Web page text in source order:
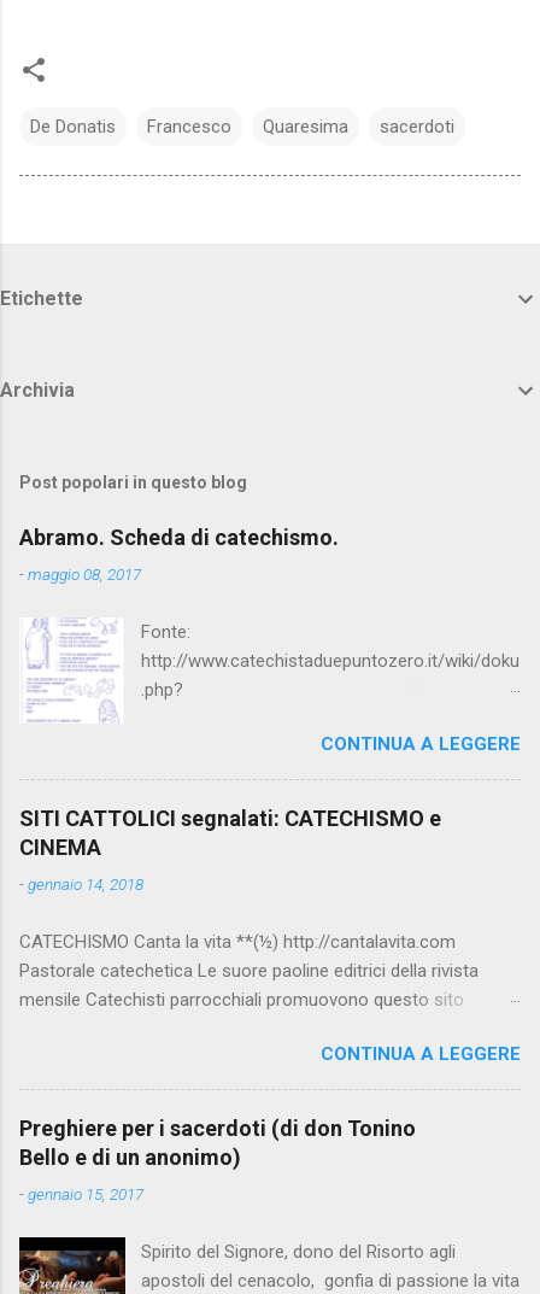
De Donatis Francesco Quaresima sacerdoti
Etichette
Archivia
Post popolari in questo blog
Abramo. Scheda di catechismo.
-maggio 08, 2017
Fonte:
http://www.catechistaduepuntozero.it/wiki/doku
.php?
CONTINUA A LEGGERE
SITI CATTOLICI segnalati: CATECHISMO e
CINEMA
-gennaio 14, 2018
CATECHISMO Canta la vita **(½) http://cantalavita.com
Pastorale catechetica Le suore paoline editrici della rivista
mensile Catechisti parrocchiali promuovono questo sito
www.facebook.com/PaolineGiovanieVangelo/ Carimo **
http://www.carimo.it Contiene i Catechismo della Chiesa
Cattolica, la Bibbia a Fumetti (novità assoluta in internet), il
pensiero di S.Tommaso, encicliche, scritti di Albino Luciani,
oroscopo... da ridere, e altri temi interessanti. Catechismo
www.vatican.va/archive/ITA0014/_INDEX.HTM ; Indice e testo
su: www.catechismochiesacattolica.it COMPENDIO :
CONTINUA A LEGGERE
Preghiere per i sacerdoti (di don Tonino
Bello e di un anonimo)
-gennaio 15, 2017
Spirito del Signore, dono del Risorto agli
apostoli del cenacolo, gonfia di passione la vita